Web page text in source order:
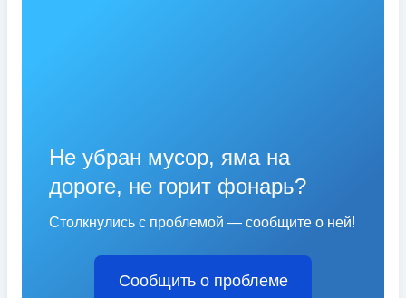
Не убран мусор, яма на
дороге, не горит фонарь?
Столкнулись с проблемой — сообщите о ней!
Сообщить о проблеме